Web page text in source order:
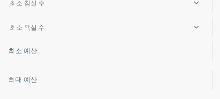
최소 침실 수
최소 욕실 수